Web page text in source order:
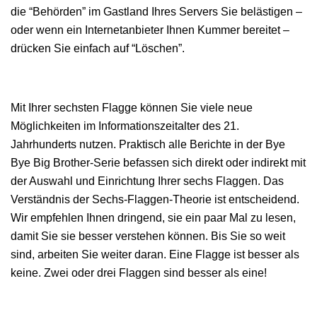
die “Behörden” im Gastland Ihres Servers Sie belästigen –
oder wenn ein Internetanbieter Ihnen Kummer bereitet –
drücken Sie einfach auf “Löschen”.
Mit Ihrer sechsten Flagge können Sie viele neue
Möglichkeiten im Informationszeitalter des 21.
Jahrhunderts nutzen. Praktisch alle Berichte in der Bye
Bye Big Brother-Serie befassen sich direkt oder indirekt mit
der Auswahl und Einrichtung Ihrer sechs Flaggen. Das
Verständnis der Sechs-Flaggen-Theorie ist entscheidend.
Wir empfehlen Ihnen dringend, sie ein paar Mal zu lesen,
damit Sie sie besser verstehen können. Bis Sie so weit
sind, arbeiten Sie weiter daran. Eine Flagge ist besser als
keine. Zwei oder drei Flaggen sind besser als eine!